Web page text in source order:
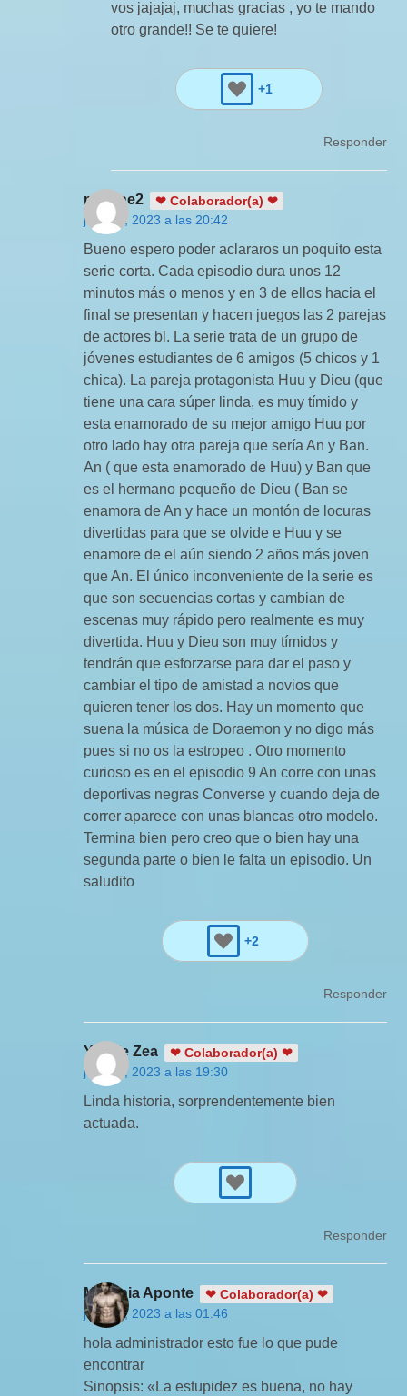
vos jajajaj, muchas gracias , yo te mando
otro grande!! Se te quiere!
+1
Responder
martine2
❤ Colaborador(a) ❤
julio 15, 2023 a las 20:42
Bueno espero poder aclararos un poquito esta
serie corta. Cada episodio dura unos 12
minutos más o menos y en 3 de ellos hacia el
final se presentan y hacen juegos las 2 parejas
de actores bl. La serie trata de un grupo de
jóvenes estudiantes de 6 amigos (5 chicos y 1
chica). La pareja protagonista Huu y Dieu (que
tiene una cara súper linda, es muy tímido y
esta enamorado de su mejor amigo Huu por
otro lado hay otra pareja que sería An y Ban.
An ( que esta enamorado de Huu) y Ban que
es el hermano pequeño de Dieu ( Ban se
enamora de An y hace un montón de locuras
divertidas para que se olvide e Huu y se
enamore de el aún siendo 2 años más joven
que An. El único inconveniente de la serie es
que son secuencias cortas y cambian de
escenas muy rápido pero realmente es muy
divertida. Huu y Dieu son muy tímidos y
tendrán que esforzarse para dar el paso y
cambiar el tipo de amistad a novios que
quieren tener los dos. Hay un momento que
suena la música de Doraemon y no digo más
pues si no os la estropeo . Otro momento
curioso es en el episodio 9 An corre con unas
deportivas negras Converse y cuando deja de
correr aparece con unas blancas otro modelo.
Termina bien pero creo que o bien hay una
segunda parte o bien le falta un episodio. Un
saludito
+2
Responder
Yamile Zea
❤ Colaborador(a) ❤
julio 15, 2023 a las 19:30
Linda historia, sorprendentemente bien
actuada.
Responder
Milvania Aponte
❤ Colaborador(a) ❤
julio 15, 2023 a las 01:46
hola administrador esto fue lo que pude
encontrar
Sinopsis: «La estupidez es buena, no hay